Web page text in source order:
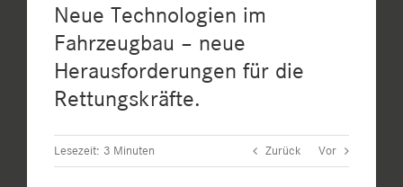
Neue Technologien im
Fahrzeugbau – neue
Herausforderungen für die
Rettungskräfte.
Lesezeit: 3 Minuten Zurück Vor